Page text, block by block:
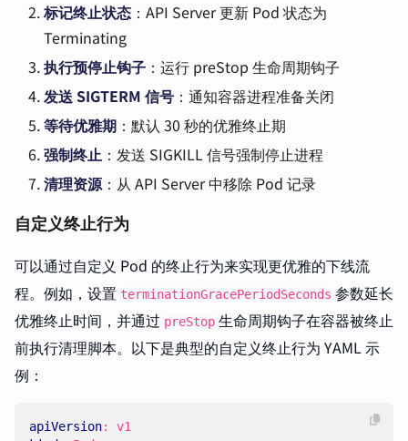
标记终止状态 ：API Server 更新 Pod 状态为
Terminating
执行预停止钩子 ：运行 preStop 生命周期钩子
发送 SIGTERM 信号 ：通知容器进程准备关闭
等待优雅期 ：默认 30 秒的优雅终止期
强制终止 ：发送 SIGKILL 信号强制停止进程
清理资源：从 API Server 中移除 Pod 记录
自定义终止行为
可以通过自定义 Pod 的终止行为来实现更优雅的下线流
程。例如，设置 terminationGracePeriodSeconds 参数延长
优雅终止时间，并通过 preStop 生命周期钩子在容器被终止
前执行清理脚本。以下是典型的自定义终止行为 YAML 示
例：
apiVersion:
v1